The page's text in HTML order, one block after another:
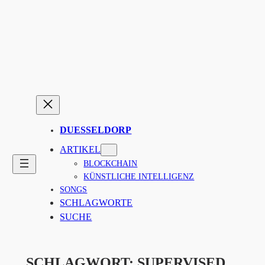
DUESSELDORP
ARTIKEL
BLOCKCHAIN
KÜNSTLICHE INTELLIGENZ
SONGS
SCHLAGWORTE
SUCHE